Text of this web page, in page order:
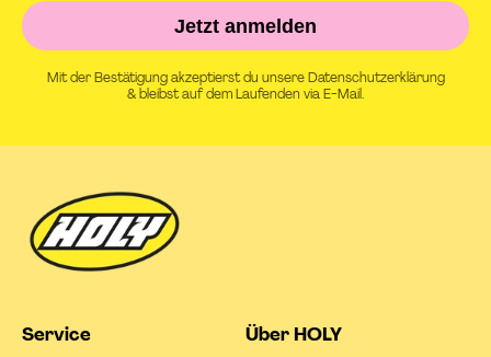
Service Über HOLY
Jetzt anmelden
Mit der Bestätigung akzeptierst du unsere Datenschutzerklärung
& bleibst auf dem Laufenden via E-Mail.